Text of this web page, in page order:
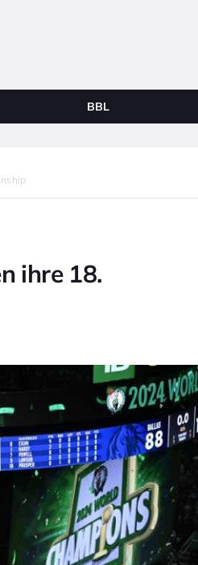
BBL
ihre 18.